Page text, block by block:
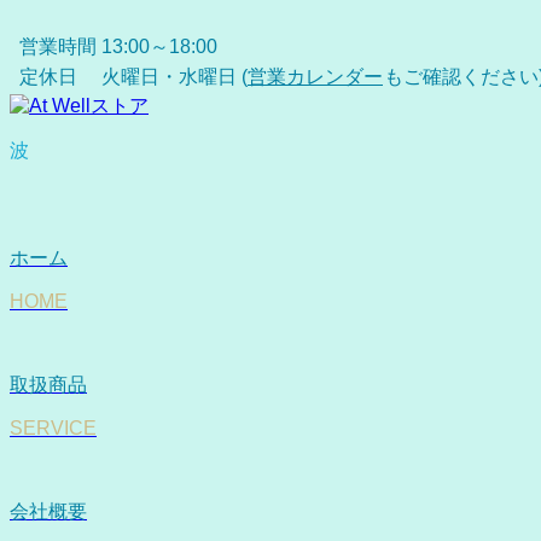
営業時間 13:00～18:00
定休日
火曜日・水曜日 (営業カレンダー もご確認くださ
波
ホーム
HOME
取扱商品
SERVICE
会社概要